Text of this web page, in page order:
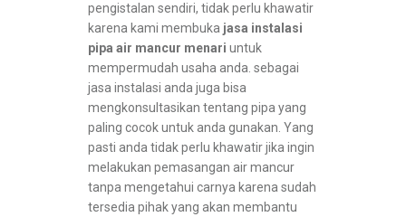
pengistalan sendiri, tidak perlu khawatir
karena kami membuka jasa instalasi
pipa air mancur menari untuk
mempermudah usaha anda. sebagai
jasa instalasi anda juga bisa
mengkonsultasikan tentang pipa yang
paling cocok untuk anda gunakan. Yang
pasti anda tidak perlu khawatir jika ingin
melakukan pemasangan air mancur
tanpa mengetahui carnya karena sudah
tersedia pihak yang akan membantu